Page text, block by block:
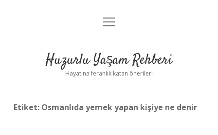
Anasayfa
Yasal Uyarı
menüyü
Huzurlu Yaşam Rehberi
Hayatına ferahlık katan öneriler!
Etiket: Osmanlıda yemek yapan kişiye ne denir